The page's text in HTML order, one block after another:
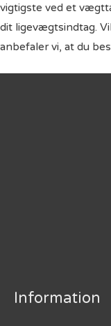
vigtigste ved et
dit ligevægtsindtag.
anbefaler vi, at du
Information